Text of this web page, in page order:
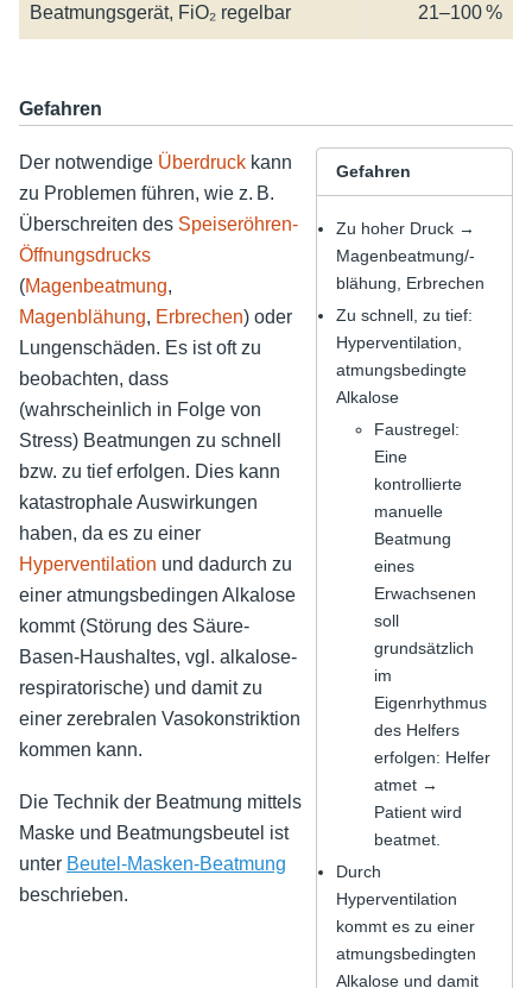
Beatmungsgerät, FiO₂ regelbar 21–100 %
Gefahren
Gefahren
Zu hoher Druck →
Magenbeatmung/-
blähung, Erbrechen
Zu schnell, zu tief:
Hyperventilation,
atmungsbedingte
Alkalose
Faustregel:
Eine
kontrollierte
manuelle
Beatmung
eines
Erwachsenen
soll
grundsätzlich
im
Eigenrhythmus
des Helfers
erfolgen: Helfer
atmet →
Patient wird
beatmet.
Durch
Hyperventilation
kommt es zu einer
atmungsbedingten
Alkalose und damit
Der notwendige Überdruck kann
zu Problemen führen, wie z. B.
Überschreiten des Speiseröhren-
Öffnungsdrucks
(Magenbeatmung,
Magenblähung, Erbrechen) oder
Lungenschäden. Es ist oft zu
beobachten, dass
(wahrscheinlich in Folge von
Stress) Beatmungen zu schnell
bzw. zu tief erfolgen. Dies kann
katastrophale Auswirkungen
haben, da es zu einer
Hyperventilation und dadurch zu
einer atmungsbedingen Alkalose
kommt (Störung des Säure-
Basen-Haushaltes, vgl. alkalose-
respiratorische) und damit zu
einer zerebralen Vasokonstriktion
kommen kann.
Die Technik der Beatmung mittels
Maske und Beatmungsbeutel ist
unter Beutel-Masken-Beatmung
beschrieben.